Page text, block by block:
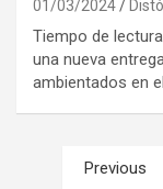
01/03/2024
Tiempo de
una nueva
ambientados en
Paginación
Previous